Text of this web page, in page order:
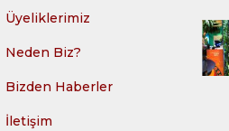
Üyeliklerimiz
Neden Biz?
Bizden Haberler
İletişim